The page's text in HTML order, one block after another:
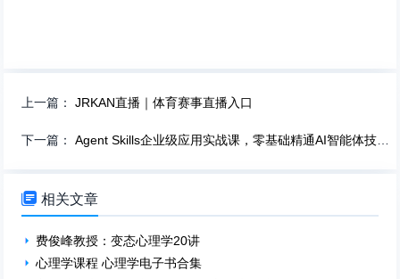
上一篇：JRKAN直播｜体育赛事直播入口
下一篇：Agent Skills企业级应用实战课，零基础精通AI智能体技能开发
 相关文章
费俊峰教授：变态心理学20讲
心理学课程 心理学电子书合集